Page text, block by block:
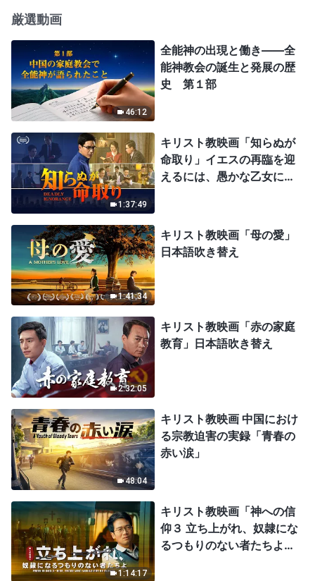
厳選動画
46:12
全能神の出現と働き——全
能神教会の誕生と発展の歴
史 第１部
1:37:49
キリスト教映画「知らぬが
命取り」イエスの再臨を迎
えるには、愚かな乙女にな
1:41:34
キリスト教映画「母の愛」
日本語吹き替え
2:32:05
キリスト教映画「赤の家庭
教育」日本語吹き替え
48:04
キリスト教映画 中国におけ
る宗教迫害の実録「青春の
赤い涙」
1:14:17
キリスト教映画「神への信
仰３ 立ち上がれ、奴隷にな
るつもりのない者たちよ」